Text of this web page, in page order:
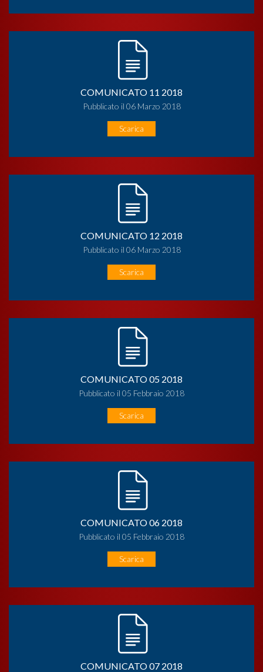
COMUNICATO 11 2018
Pubblicato il 06 Marzo 2018
Scarica
COMUNICATO 12 2018
Pubblicato il 06 Marzo 2018
Scarica
COMUNICATO 05 2018
Pubblicato il 05 Febbraio 2018
Scarica
COMUNICATO 06 2018
Pubblicato il 05 Febbraio 2018
Scarica
COMUNICATO 07 2018